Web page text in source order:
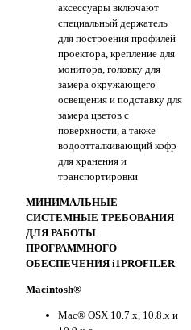
аксессуары включают
специальный держатель
для построения профилей
проектора, крепление для
монитора, головку для
замера окружающего
освещения и подставку для
замера цветов с
поверхности, а также
водоотталкивающий кофр
для хранения и
транспортировки
МИНИМАЛЬНЫЕ
СИСТЕМНЫЕ ТРЕБОВАНИЯ
ДЛЯ РАБОТЫ
ПРОГРАММНОГО
ОБЕСПЕЧЕНИЯ i1PROFILER
Macintosh®
Mac® OSX 10.7.x, 10.8.x и